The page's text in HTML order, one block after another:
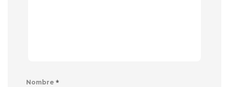
Nombre *